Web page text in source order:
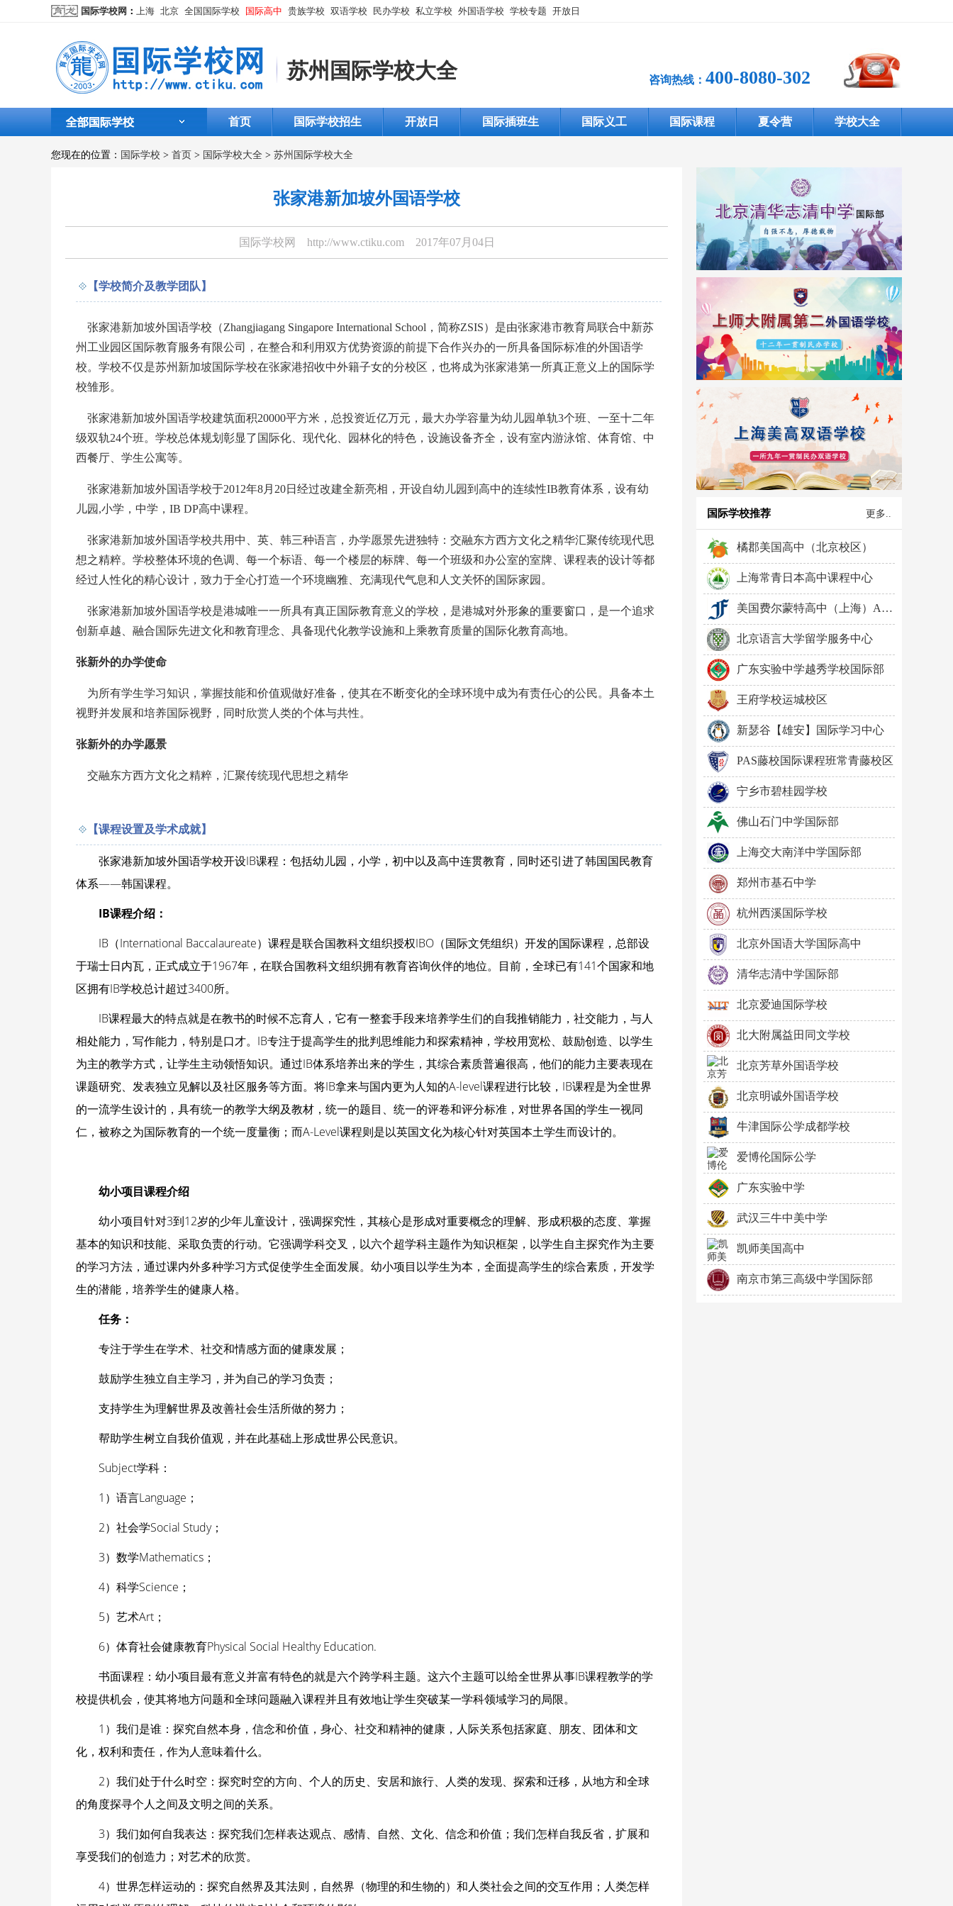
国际学校网 ： 上海 北京 全国国际学校 国际高中 贵族学校 双语学校 民办学校 私立学校 外国语学校 学校专题 开放日
苏州国际学校大全 咨询热线： 400-8080-302
首页 国际学校招生 开放日 国际插班生 国际义工 国际课程 夏令营 学校大全
您现在的位置： 国际学校 > 首页 > 国际学校大全 > 苏州国际学校大全
张家港新加坡外国语学校
国际学校网 http://www.ctiku.com 2017年07月04日
【学校简介及教学团队】
张家港新加坡外国语学校（Zhangjiagang Singapore International School，简称ZSIS）是由张家港市教育局联合中新苏
州工业园区国际教育服务有限公司，在整合和利用双方优势资源的前提下合作兴办的一所具备国际标准的外国语学
校。学校不仅是苏州新加坡国际学校在张家港招收中外籍子女的分校区，也将成为张家港第一所真正意义上的国际学
校雏形。
张家港新加坡外国语学校建筑面积20000平方米，总投资近亿万元，最大办学容量为幼儿园单轨3个班、一至十二年
级双轨24个班。学校总体规划彰显了国际化、现代化、园林化的特色，设施设备齐全，设有室内游泳馆、体育馆、中
西餐厅、学生公寓等。
张家港新加坡外国语学校于2012年8月20日经过改建全新亮相，开设自幼儿园到高中的连续性IB教育体系，设有幼
儿园,小学，中学，IB DP高中课程。
张家港新加坡外国语学校共用中、英、韩三种语言，办学愿景先进独特：交融东方西方文化之精华汇聚传统现代思
想之精粹。学校整体环境的色调、每一个标语、每一个楼层的标牌、每一个班级和办公室的室牌、课程表的设计等都
经过人性化的精心设计，致力于全心打造一个环境幽雅、充满现代气息和人文关怀的国际家园。
张家港新加坡外国语学校是港城唯一一所具有真正国际教育意义的学校，是港城对外形象的重要窗口，是一个追求
创新卓越、融合国际先进文化和教育理念、具备现代化教学设施和上乘教育质量的国际化教育高地。
张新外的办学使命
为所有学生学习知识，掌握技能和价值观做好准备，使其在不断变化的全球环境中成为有责任心的公民。具备本土
视野并发展和培养国际视野，同时欣赏人类的个体与共性。
张新外的办学愿景
交融东方西方文化之精粹，汇聚传统现代思想之精华
【课程设置及学术成就】
张家港新加坡外国语学校开设IB课程：包括幼儿园，小学，初中以及高中连贯教育，同时还引进了韩国国民教育
体系——韩国课程。
IB课程介绍：
IB（International Baccalaureate）课程是联合国教科文组织授权IBO（国际文凭组织）开发的国际课程，总部设
于瑞士日内瓦，正式成立于1967年，在联合国教科文组织拥有教育咨询伙伴的地位。目前，全球已有141个国家和地
区拥有IB学校总计超过3400所。
IB课程最大的特点就是在教书的时候不忘育人，它有一整套手段来培养学生们的自我推销能力，社交能力，与人
相处能力，写作能力，特别是口才。IB专注于提高学生的批判思维能力和探索精神，学校用宽松、鼓励创造、以学生
为主的教学方式，让学生主动领悟知识。通过IB体系培养出来的学生，其综合素质普遍很高，他们的能力主要表现在
课题研究、发表独立见解以及社区服务等方面。将IB拿来与国内更为人知的A-level课程进行比较，IB课程是为全世界
的一流学生设计的，具有统一的教学大纲及教材，统一的题目、统一的评卷和评分标准，对世界各国的学生一视同
仁，被称之为国际教育的一个统一度量衡；而A-Level课程则是以英国文化为核心针对英国本土学生而设计的。
幼小项目课程介绍
幼小项目针对3到12岁的少年儿童设计，强调探究性，其核心是形成对重要概念的理解、形成积极的态度、掌握
基本的知识和技能、采取负责的行动。它强调学科交叉，以六个超学科主题作为知识框架，以学生自主探究作为主要
的学习方法，通过课内外多种学习方式促使学生全面发展。幼小项目以学生为本，全面提高学生的综合素质，开发学
生的潜能，培养学生的健康人格。
任务：
专注于学生在学术、社交和情感方面的健康发展；
鼓励学生独立自主学习，并为自己的学习负责；
支持学生为理解世界及改善社会生活所做的努力；
帮助学生树立自我价值观，并在此基础上形成世界公民意识。
Subject学科：
1）语言Language；
2）社会学Social Study；
3）数学Mathematics；
4）科学Science；
5）艺术Art；
6）体育社会健康教育Physical Social Healthy Education.
书面课程：幼小项目最有意义并富有特色的就是六个跨学科主题。这六个主题可以给全世界从事IB课程教学的学
校提供机会，使其将地方问题和全球问题融入课程并且有效地让学生突破某一学科领域学习的局限。
1）我们是谁：探究自然本身，信念和价值，身心、社交和精神的健康，人际关系包括家庭、朋友、团体和文
化，权利和责任，作为人意味着什么。
2）我们处于什么时空：探究时空的方向、个人的历史、安居和旅行、人类的发现、探索和迁移，从地方和全球
的角度探寻个人之间及文明之间的关系。
3）我们如何自我表达：探究我们怎样表达观点、感情、自然、文化、信念和价值；我们怎样自我反省，扩展和
享受我们的创造力；对艺术的欣赏。
4）世界怎样运动的：探究自然界及其法则，自然界（物理的和生物的）和人类社会之间的交互作用；人类怎样
国际学校推荐 更多..
橘郡美国高中（北京校区）
上海常青日本高中课程中心
美国费尔蒙特高中（上海）AP中心
北京语言大学留学服务中心
广东实验中学越秀学校国际部
王府学校运城校区
新瑟谷【雄安】国际学习中心
PAS藤校国际课程班常青藤校区
宁乡市碧桂园学校
佛山石门中学国际部
上海交大南洋中学国际部
郑州市基石中学
杭州西溪国际学校
北京外国语大学国际高中
清华志清中学国际部
北京爱迪国际学校
北大附属益田同文学校
北京芳草外国语学校
北京明诚外国语学校
牛津国际公学成都学校
爱博伦国际公学
广东实验中学
武汉三牛中美中学
凯师美国高中
南京市第三高级中学国际部